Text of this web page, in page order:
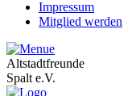
Impressum
Mitglied werden
Altstadtfreunde
Spalt e.V.